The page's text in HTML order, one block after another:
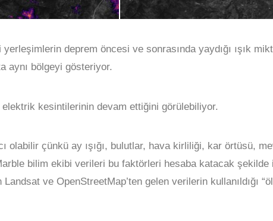
deprem öncesi ve sonrasında yaydığı ışık
aynı bölgeyi gösteriyor.
kesintilerinin devam ettiğini görülebiliyor.
olabilir çünkü ay ışığı, bulutlar, hava kirliliği, kar örtüsü,
bilim ekibi verileri bu faktörleri hesaba katacak
ve OpenStreetMap’ten gelen verilerin kullanıldığı